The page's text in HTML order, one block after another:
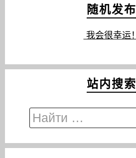
随机发布
我会很幸运！
站内搜索